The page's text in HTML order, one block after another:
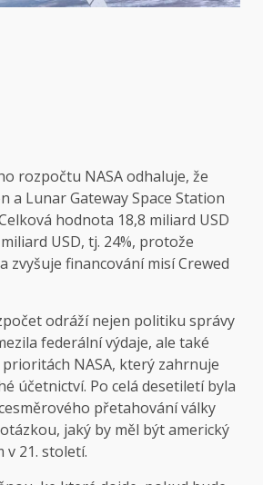
rozpočtu NASA odhaluje, že
a Lunar Gateway Space Station
hodnota 18,8 miliard USD
USD, tj. 24%, protože
zvyšuje financování misí Crewed
odráží nejen politiku správy
federální výdaje, ale také
NASA, který zahrnuje
účetnictví. Po celá desetiletí byla
přetahování války
jaký by měl být americký
21. století.